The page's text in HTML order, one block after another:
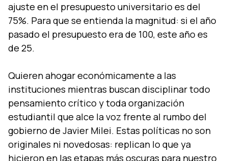
ajuste en el presupuesto universitario es del
75%. Para que se entienda la magnitud: si el año
pasado el presupuesto era de 100, este año es
de 25.
Quieren ahogar económicamente a las
instituciones mientras buscan disciplinar todo
pensamiento crítico y toda organización
estudiantil que alce la voz frente al rumbo del
gobierno de Javier Milei. Estas políticas no son
originales ni novedosas: replican lo que ya
hicieron en las etapas más oscuras para nuestro